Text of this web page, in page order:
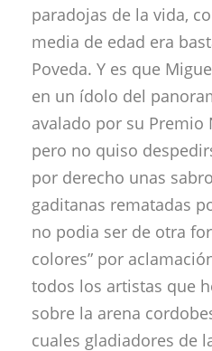
paradojas de la vida,
media de edad era
Poveda. Y es que
en un ídolo del
avalado por su Premio
pero no quiso
por derecho unas
gaditanas rematadas
no podia ser de otra
colores” por
todos los artistas que
sobre la arena
cuales gladiadores de